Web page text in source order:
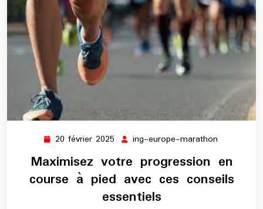
20 février 2025 20
février
2025
ing-europe-marathon
marathon
Maximisez votre progression en
course à pied avec ces conseils
essentiels